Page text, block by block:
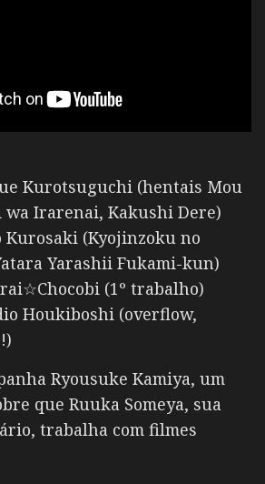
Kurotsuguchi (hentais Mou
wa Irarenai, Kakushi Dere)
Kurosaki (Kyojinzoku no
Yarashii Fukami-kun)
(1º trabalho)
Houkiboshi (overflow,
Ryousuke Kamiya, um
que Ruuka Someya, sua
trabalha com filmes